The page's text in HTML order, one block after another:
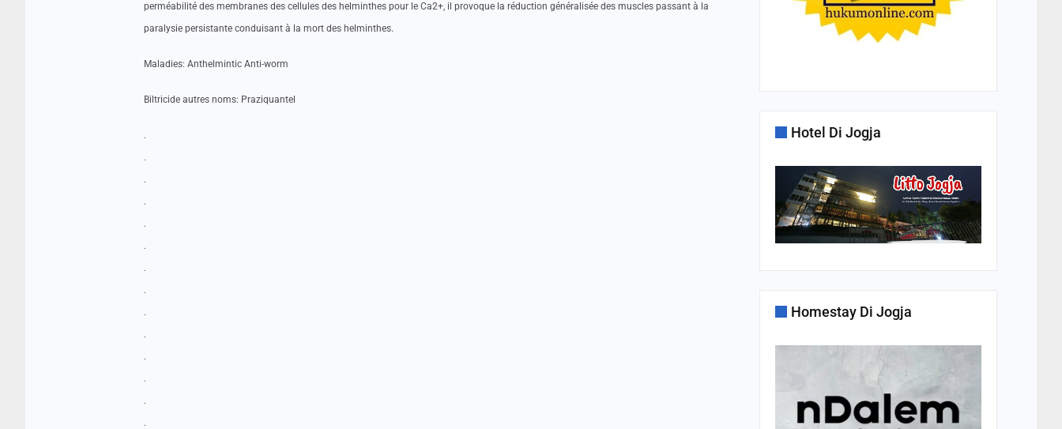
perméabilité des membranes des cellules des helminthes pour le Ca2+, il provoque la réduction généralisée des muscles passant à la
paralysie persistante conduisant à la mort des helminthes.
Maladies: Anthelmintic Anti-worm
Biltricide autres noms: Praziquantel
.
.
.
.
.
.
.
.
.
.
.
.
.
.
Hotel Di Jogja
Homestay Di Jogja